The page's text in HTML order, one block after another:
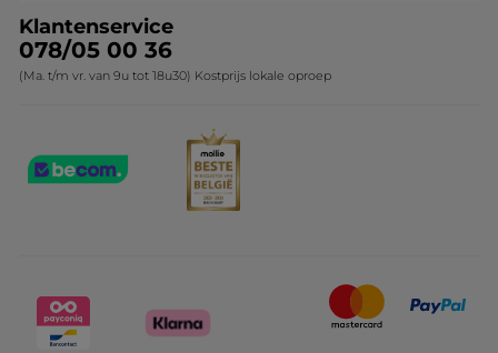
Klantenservice
078/05 00 36
(Ma. t/m vr. van 9u tot 18u30) Kostprijs lokale oproep